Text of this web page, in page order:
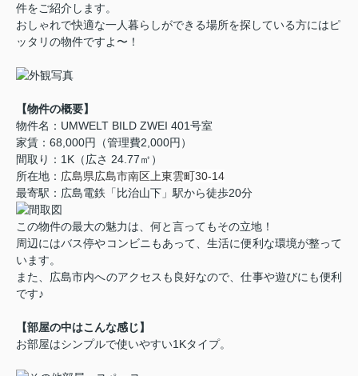
件をご紹介します。
おしゃれで快適な一人暮らしができる場所を探している方にはピ
ッタリの物件ですよ〜！
【物件の概要】
物件名：UMWELT BILD ZWEI 401号室
家賃：68,000円（管理費2,000円）
間取り：1K（広さ 24.77㎡）
所在地： 広島県広島市南区上東雲町30-14
最寄駅：広島電鉄「比治山下」駅から徒歩20分
この物件の最大の魅力は、何と言ってもその立地！
周辺にはバス停やコンビニもあって、生活に便利な環境が整って
います。
また、広島市内へのアクセスも良好なので、仕事や遊びにも便利
です♪
【部屋の中はこんな感じ】
お部屋はシンプルで使いやすい1Kタイプ。